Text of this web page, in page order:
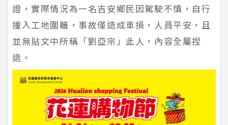
證，實際情況為一名吉安鄉民因駕駛不慎，自行
撞入工地圍籬，事故僅造成車損，人員平安，且
並無貼文中所稱「劉亞宗」此人，內容全屬捏
造。